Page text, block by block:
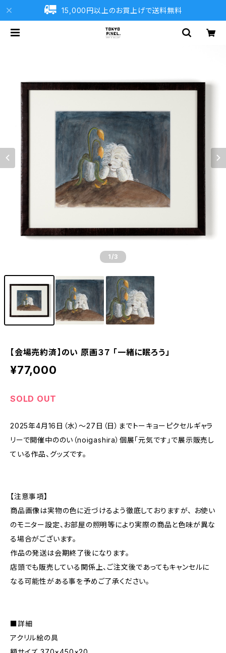
15,000円以上のお買上げで送料無料
1 /3
【会場売約済】のい 原画３７ 「一緒に眠ろう」
¥77,000
SOLD OUT
2025年4月16日（水）～27日（日）までトーキョーピクセルギャラ
リーで開催中ののい（noigashira）個展「元気です」で展示販売し
ている作品、グッズです。
【注意事項】
商品画像は実物の色に近づけるよう徹底しておりますが、 お使い
のモニター設定、お部屋の照明等により実際の商品と色味が異な
る場合がございます。
作品の発送は会期終了後になります。
店頭でも販売している関係上、ご注文後であってもキャンセルに
なる可能性がある事を予めご了承ください。
■詳細
アクリル絵の具